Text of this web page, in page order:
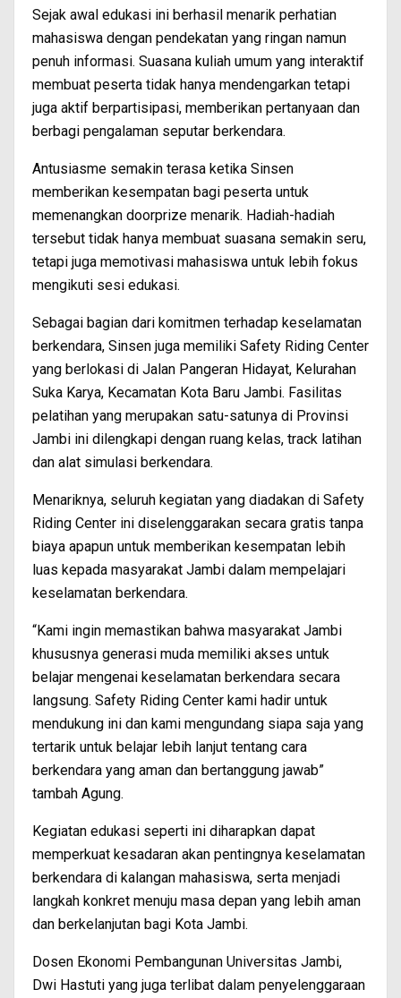
Sejak awal edukasi ini berhasil menarik perhatian
mahasiswa dengan pendekatan yang ringan namun
penuh informasi. Suasana kuliah umum yang interaktif
membuat peserta tidak hanya mendengarkan tetapi
juga aktif berpartisipasi, memberikan pertanyaan dan
berbagi pengalaman seputar berkendara.
Antusiasme semakin terasa ketika Sinsen
memberikan kesempatan bagi peserta untuk
memenangkan doorprize menarik. Hadiah-hadiah
tersebut tidak hanya membuat suasana semakin seru,
tetapi juga memotivasi mahasiswa untuk lebih fokus
mengikuti sesi edukasi.
Sebagai bagian dari komitmen terhadap keselamatan
berkendara, Sinsen juga memiliki Safety Riding Center
yang berlokasi di Jalan Pangeran Hidayat, Kelurahan
Suka Karya, Kecamatan Kota Baru Jambi. Fasilitas
pelatihan yang merupakan satu-satunya di Provinsi
Jambi ini dilengkapi dengan ruang kelas, track latihan
dan alat simulasi berkendara.
Menariknya, seluruh kegiatan yang diadakan di Safety
Riding Center ini diselenggarakan secara gratis tanpa
biaya apapun untuk memberikan kesempatan lebih
luas kepada masyarakat Jambi dalam mempelajari
keselamatan berkendara.
“Kami ingin memastikan bahwa masyarakat Jambi
khususnya generasi muda memiliki akses untuk
belajar mengenai keselamatan berkendara secara
langsung. Safety Riding Center kami hadir untuk
mendukung ini dan kami mengundang siapa saja yang
tertarik untuk belajar lebih lanjut tentang cara
berkendara yang aman dan bertanggung jawab”
tambah Agung.
Kegiatan edukasi seperti ini diharapkan dapat
memperkuat kesadaran akan pentingnya keselamatan
berkendara di kalangan mahasiswa, serta menjadi
langkah konkret menuju masa depan yang lebih aman
dan berkelanjutan bagi Kota Jambi.
Dosen Ekonomi Pembangunan Universitas Jambi,
Dwi Hastuti yang juga terlibat dalam penyelenggaraan